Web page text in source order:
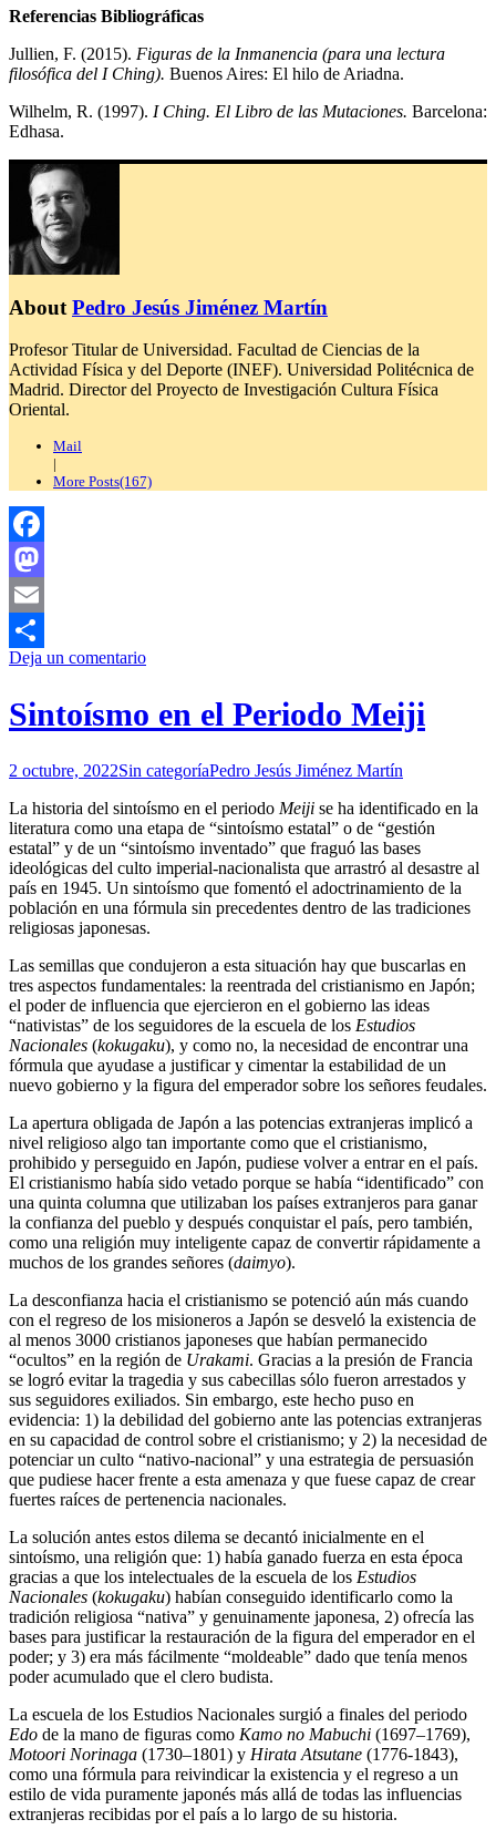
Referencias Bibliográficas
Jullien, F. (2015). Figuras de la Inmanencia (para una lectura
filosófica del I Ching). Buenos Aires: El hilo de Ariadna.
Wilhelm, R. (1997). I Ching. El Libro de las Mutaciones. Barcelona:
Edhasa.
About Pedro Jesús Jiménez Martín
Profesor Titular de Universidad. Facultad de Ciencias de la
Actividad Física y del Deporte (INEF). Universidad Politécnica de
Madrid. Director del Proyecto de Investigación Cultura Física
Oriental.
Mail
|
More Posts(167)
Facebook
Mastodon
Email
Compartir
Deja un comentario
Sintoísmo en el Periodo Meiji
2 octubre, 2022Sin categoríaPedro Jesús Jiménez Martín
La historia del sintoísmo en el periodo Meiji se ha identificado en la
literatura como una etapa de “sintoísmo estatal” o de “gestión
estatal” y de un “sintoísmo inventado” que fraguó las bases
ideológicas del culto imperial-nacionalista que arrastró al desastre al
país en 1945. Un sintoísmo que fomentó el adoctrinamiento de la
población en una fórmula sin precedentes dentro de las tradiciones
religiosas japonesas.
Las semillas que condujeron a esta situación hay que buscarlas en
tres aspectos fundamentales: la reentrada del cristianismo en Japón;
el poder de influencia que ejercieron en el gobierno las ideas
“nativistas” de los seguidores de la escuela de los Estudios
Nacionales (kokugaku), y como no, la necesidad de encontrar una
fórmula que ayudase a justificar y cimentar la estabilidad de un
nuevo gobierno y la figura del emperador sobre los señores feudales.
La apertura obligada de Japón a las potencias extranjeras implicó a
nivel religioso algo tan importante como que el cristianismo,
prohibido y perseguido en Japón, pudiese volver a entrar en el país.
El cristianismo había sido vetado porque se había “identificado” con
una quinta columna que utilizaban los países extranjeros para ganar
la confianza del pueblo y después conquistar el país, pero también,
como una religión muy inteligente capaz de convertir rápidamente a
muchos de los grandes señores (daimyo).
La desconfianza hacia el cristianismo se potenció aún más cuando
con el regreso de los misioneros a Japón se desveló la existencia de
al menos 3000 cristianos japoneses que habían permanecido
“ocultos” en la región de Urakami. Gracias a la presión de Francia
se logró evitar la tragedia y sus cabecillas sólo fueron arrestados y
sus seguidores exiliados. Sin embargo, este hecho puso en
evidencia: 1) la debilidad del gobierno ante las potencias extranjeras
en su capacidad de control sobre el cristianismo; y 2) la necesidad de
potenciar un culto “nativo-nacional” y una estrategia de persuasión
que pudiese hacer frente a esta amenaza y que fuese capaz de crear
fuertes raíces de pertenencia nacionales.
La solución antes estos dilema se decantó inicialmente en el
sintoísmo, una religión que: 1) había ganado fuerza en esta época
gracias a que los intelectuales de la escuela de los Estudios
Nacionales (kokugaku) habían conseguido identificarlo como la
tradición religiosa “nativa” y genuinamente japonesa, 2) ofrecía las
bases para justificar la restauración de la figura del emperador en el
poder; y 3) era más fácilmente “moldeable” dado que tenía menos
poder acumulado que el clero budista.
La escuela de los Estudios Nacionales surgió a finales del periodo
Edo de la mano de figuras como Kamo no Mabuchi (1697–1769),
Motoori Norinaga (1730–1801) y Hirata Atsutane (1776-1843),
como una fórmula para reivindicar la existencia y el regreso a un
estilo de vida puramente japonés más allá de todas las influencias
extranjeras recibidas por el país a lo largo de su historia.